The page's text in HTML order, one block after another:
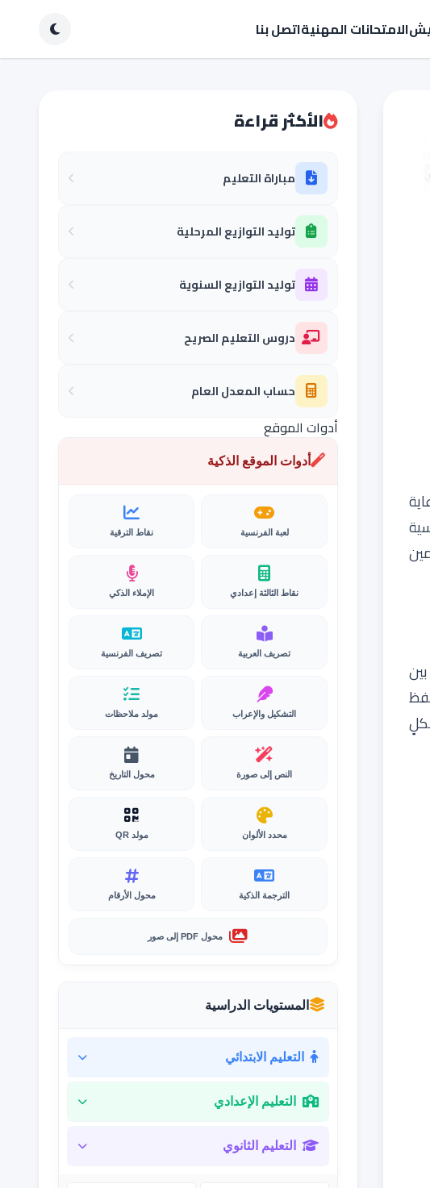
الامتحانات المهنيةاتصل بنا
الأكثر قراءة
مباراة التعليم
توليد التوازيع المرحلية
توليد التوازيع السنوية
دروس التعليم الصريح
حساب المعدل العام
أدوات الموقع
أدوات الموقع الذكية
لعبة الفرنسية نقاط الترقية
نقاط الثالثة إعدادي الإملاء الذكي
تصريف العربية تصريف الفرنسية
التشكيل والإعراب مولد ملاحظات
النص إلى صورة محول التاريخ
محدد الألوان مولد QR
الترجمة الذكية محول الأرقام
محول PDF إلى صور
المستويات الدراسية
التعليم الابتدائي
التعليم الإعدادي
التعليم الثانوي